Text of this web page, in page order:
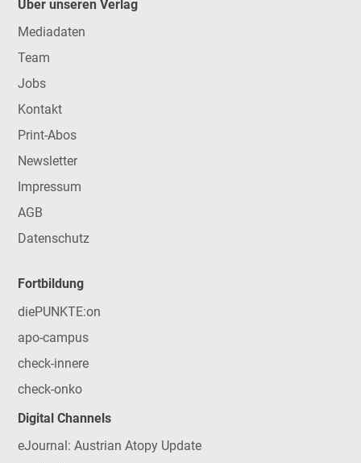
Über unseren Verlag
Mediadaten
Team
Jobs
Kontakt
Print-Abos
Newsletter
Impressum
AGB
Datenschutz
Fortbildung
diePUNKTE:on
apo-campus
check-innere
check-onko
Digital Channels
eJournal: Austrian Atopy Update